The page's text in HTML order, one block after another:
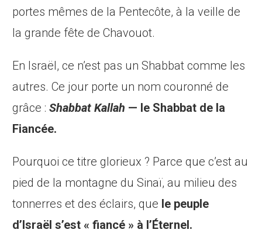
portes mêmes de la Pentecôte, à la veille de
la grande fête de Chavouot.
En Israël, ce n’est pas un Shabbat comme les
autres. Ce jour porte un nom couronné de
grâce :Shabbat Kallah — le Shabbat de la
Fiancée.
Pourquoi ce titre glorieux ? Parce que c’est au
pied de la montagne du Sinaï, au milieu des
tonnerres et des éclairs, que le peuple
d’Israël s’est « fiancé » à l’Éternel.